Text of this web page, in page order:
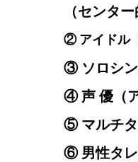
（センタ
② アイドル
③ ソロシ
④ 声 優（
⑤ マルチ
⑥ 男性タレ